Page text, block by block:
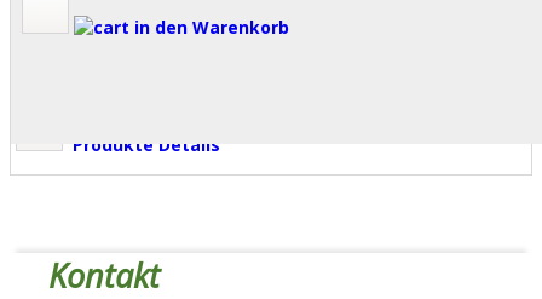
Produkte Details
in den Warenkorb
Kontakt